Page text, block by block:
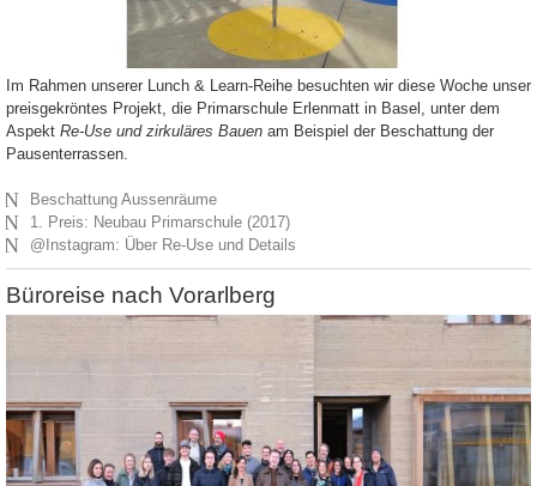
Im Rahmen unserer Lunch & Learn-Reihe besuchten wir diese Woche unser
preisgekröntes Projekt, die Primarschule Erlenmatt in Basel, unter dem
Aspekt Re-Use und zirkuläres Bauen am Beispiel der Beschattung der
Pausenterrassen.
N Beschattung Aussenräume
N 1. Preis: Neubau Primarschule (2017)
N @Instagram: Über Re-Use und Details
Büroreise nach Vorarlberg